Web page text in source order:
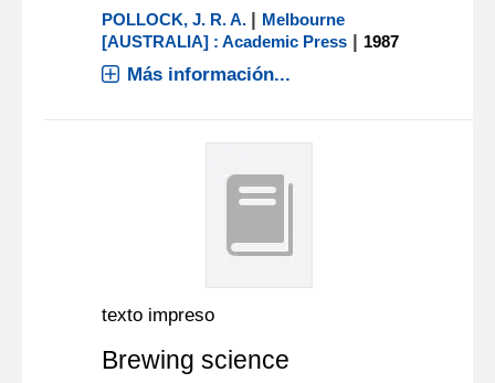
POLLOCK, J. R. A. | Melbourne
[AUSTRALIA] : Academic Press | 1987
Más información...
texto impreso
Brewing science